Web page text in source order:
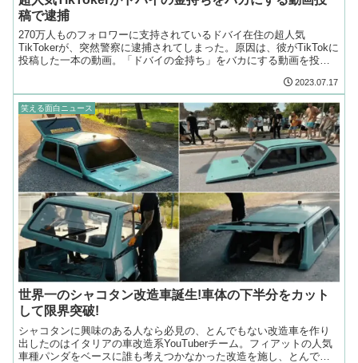
稿で逮捕
270万人ものフォロワーに支持されているドバイ在住の超人気
TikTokerが、突然警察に逮捕されてしまった。原因は、彼がTikTokに
投稿した一本の動画。「ドバイの金持ち」をバカにする動画を投稿
2023.07.17
笑える面白ニュース
世界一のシャコタン改造車誕生!車体の下半分をカット
して限界突破!
シャコタンに興味のある人なら必見の、とんでもない改造車を作り
出したのはイタリアの車改造系YouTuberチーム。フィアットの人気
車種パンダをベースに誰も考えつかなかった改造を施し、とんでも